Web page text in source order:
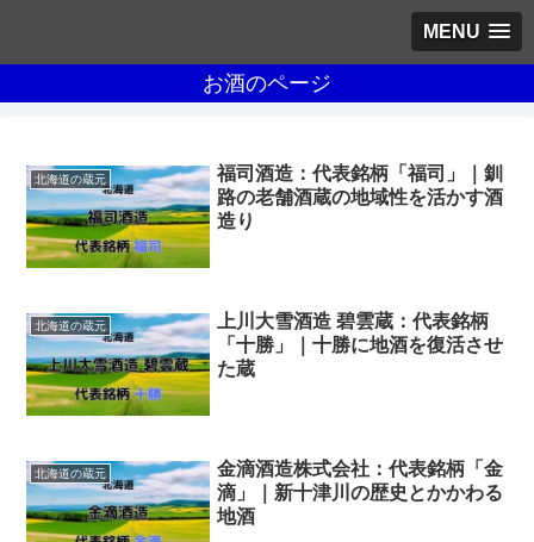
MENU
お酒のページ
北海道の蔵元
福司酒造：代表銘柄「福司」｜釧
路の老舗酒蔵の地域性を活かす酒
造り
北海道の蔵元
上川大雪酒造 碧雲蔵：代表銘柄
「十勝」｜十勝に地酒を復活させ
た蔵
北海道の蔵元
金滴酒造株式会社：代表銘柄「金
滴」｜新十津川の歴史とかかわる
地酒